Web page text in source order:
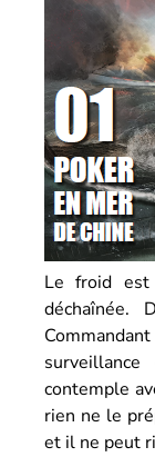
Le froid
déchaînée.
contemple
rien ne le
et il ne peut